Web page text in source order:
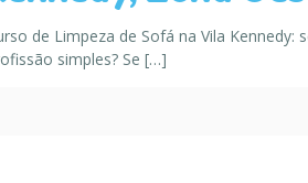
de Limpeza de Sofá na Vila
simples? Se […]